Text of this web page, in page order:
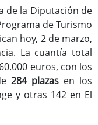
de la Diputación de
de Turismo
hoy, 2 de marzo,
La cuantía total
euros, con los
284 plazas en los
y otras 142 en El